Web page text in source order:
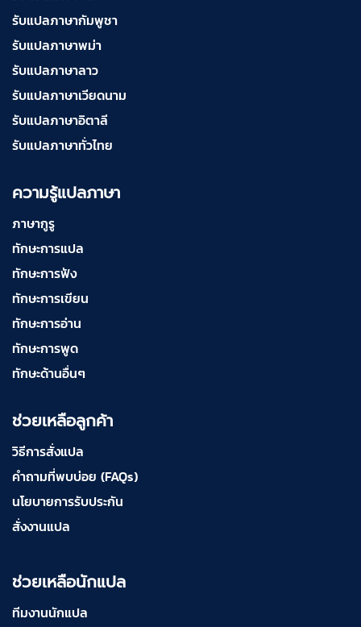
รับแปลภาษากัมพูชา
รับแปลภาษาพม่า
รับแปลภาษาลาว
รับแปลภาษาเวียดนาม
รับแปลภาษาอิตาลี
รับแปลภาษาทั่วไทย
ความรู้แปลภาษา
ภาษากูรู
ทักษะการแปล
ทักษะการฟัง
ทักษะการเขียน
ทักษะการอ่าน
ทักษะการพูด
ทักษะด้านอื่นๆ
ช่วยเหลือลูกค้า
วิธีการสั่งแปล
คำถามที่พบบ่อย (FAQs)
นโยบายการรับประกัน
สั่งงานแปล
ช่วยเหลือนักแปล
ทีมงานนักแปล